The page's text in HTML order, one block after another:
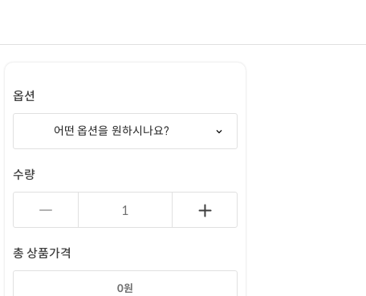
옵션
어떤 옵션을 원하시나요?
수량
총 상품가격
0원